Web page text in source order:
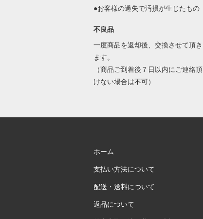
●お客様の過失で汚損が生じたもの
不良品
一度商品を返却後、交換させて頂き
ます。
（商品ご到着後７日以内にご連絡頂
けない場合は不可）
ホーム
支払い方法について
配送・送料について
返品について